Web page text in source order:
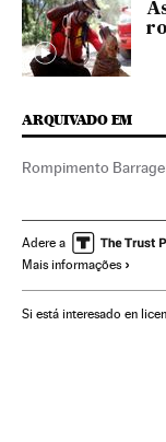
ARQUIVADO EM
Rompimento
Barragens Minas
América Latina
Obras públicas
Adere a
Mais informações
Si está interesado en